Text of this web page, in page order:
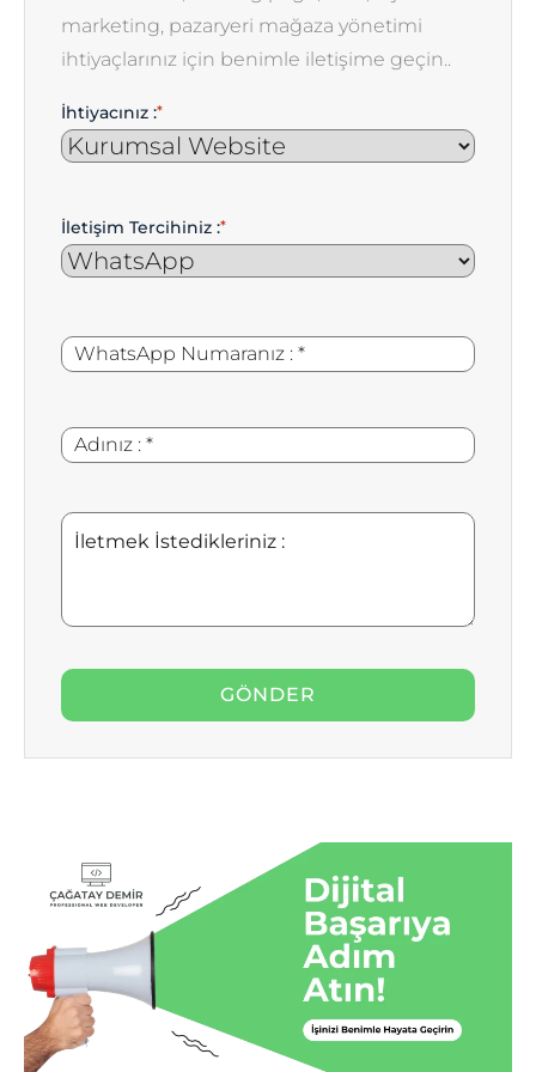
marketing, pazaryeri mağaza yönetimi
ihtiyaçlarınız için benimle iletişime geçin..
İhtiyacınız :*
İletişim Tercihiniz :*
WhatsApp
Numaranız
*
Adınız
:
*
İletmek
İstedikleriniz